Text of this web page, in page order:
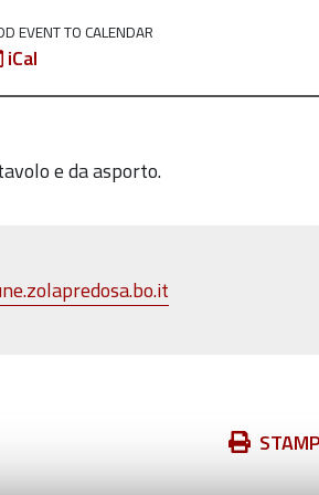
EVENT TO CALENDAR
iCal
e da asporto.
Azioni